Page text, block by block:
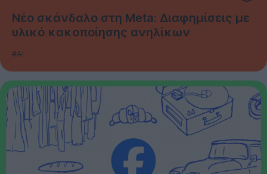
Νέο σκάνδαλο στη Meta: Διαφημίσεις με
υλικό κακοποίησης ανηλίκων
#AI